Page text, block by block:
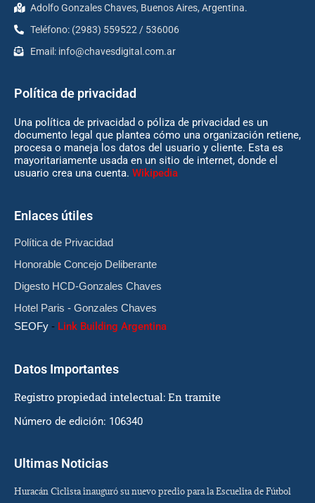
Adolfo Gonzales Chaves, Buenos Aires, Argentina.
Teléfono: (2983) 559522 / 536006
Email: info@chavesdigital.com.ar
Política de privacidad
Una política de privacidad o póliza de privacidad es un
documento legal que plantea cómo una organización retiene,
procesa o maneja los datos del usuario y cliente. Esta es
mayoritariamente usada en un sitio de internet, donde el
usuario crea una cuenta. Wikipedia
Enlaces útiles
Política de Privacidad
Honorable Concejo Deliberante
Digesto HCD-Gonzales Chaves
Hotel Paris - Gonzales Chaves
SEOFy - Link Building Argentina
Datos Importantes
Registro propiedad intelectual: En tramite
Número de edición: 106340
Ultimas Noticias
Huracán Ciclista inauguró su nuevo predio para la Escuelita de Fútbol